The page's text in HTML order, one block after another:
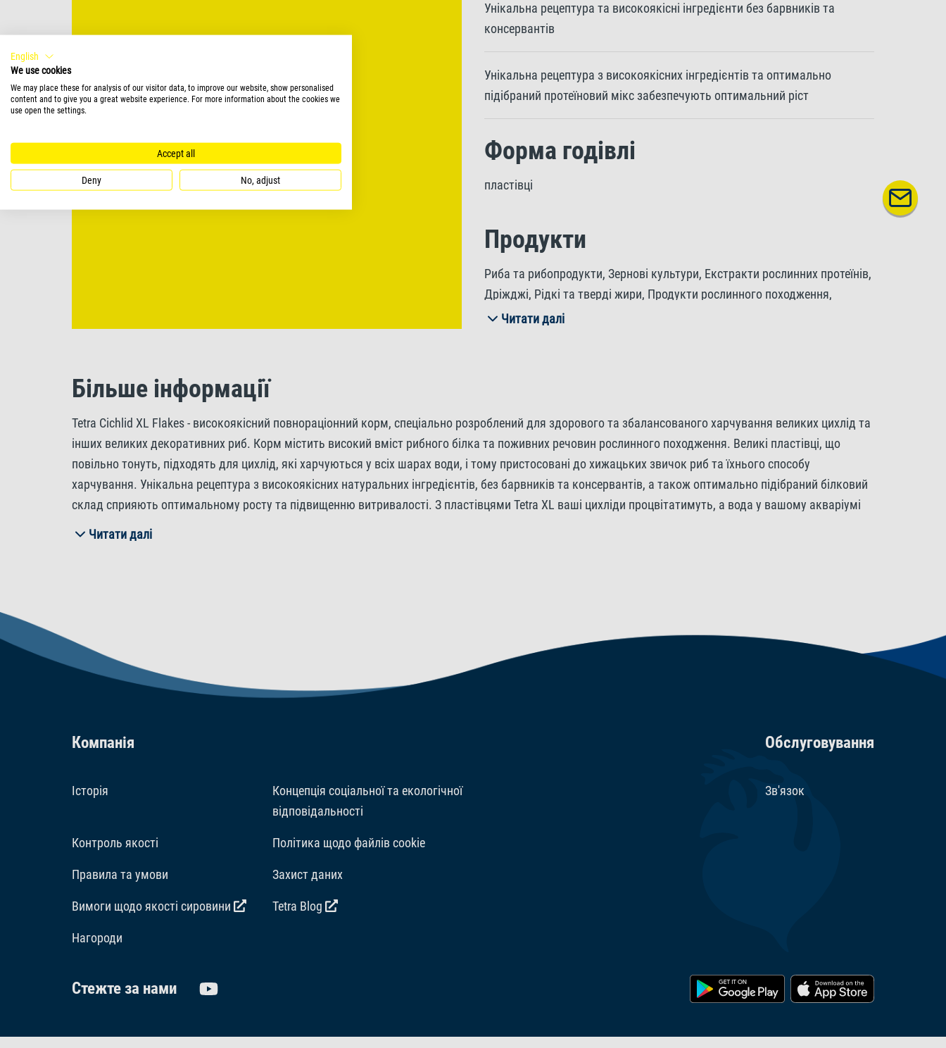
Унікальна рецептура та високоякісні інгредієнти без барвників та
консервантів
Унікальна рецептура з високоякісних інгредієнтів та оптимально
підібраний протеїновий мікс забезпечують оптимальний ріст
Форма годівлі
пластівці
Продукти
Риба та рибопродукти, Зернові культури, Екстракти рослинних протеїнів,
Дріжджі, Рідкі та тверді жири, Продукти рослинного походження,
Молюски та ракоподібні, Водорості, Мінерали.
Добавки
Вітаміни: Вітамін D3 1824 МО/кг. Регулятори кислотності: Лимонна
кислота 289 мг/кг.
Читати далі
Більше інформації
Tetra Cichlid XL Flakes - високоякісний повнораціонний корм, спеціально розроблений для здорового та збалансованого харчування великих цихлід та
інших великих декоративних риб. Корм містить високий вміст рибного білка та поживних речовин рослинного походження. Великі пластівці, що
повільно тонуть, підходять для цихлід, які харчуються у всіх шарах води, і тому пристосовані до хижацьких звичок риб та їхнього способу
харчування. Унікальна рецептура з високоякісних натуральних інгредієнтів, без барвників та консервантів, а також оптимально підібраний білковий
склад сприяють оптимальному росту та підвищенню витривалості. З пластівцями Tetra XL ваші цихліди процвітатимуть, а вода у вашому акваріумі
залишатиметься чистою та прозорою.
Читати далі
Компанія
Історія
Концепція соціальної та екологічної
відповідальності
Контроль якості Політика щодо файлів cookie
Правила та умови Захист даних
Вимоги щодо якості сировини Tetra Blog
Hагороди
Обслуговування
Зв'язок
Стежте за нами
English
We use cookies
We may place these for analysis of our visitor data, to improve our website, show personalised
content and to give you a great website experience. For more information about the cookies we
use open the settings.
Accept all
Deny No, adjust